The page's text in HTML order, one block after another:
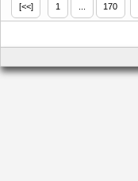
[<<] 1 170